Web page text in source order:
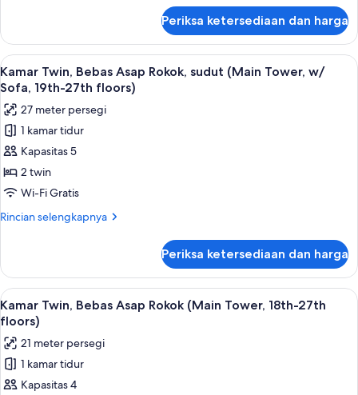
Kamar
Twin,
Boleh
Merokok
Tower,
32th
floor)
Periksa ketersediaan dan harga
Lihat
semua
foto
untuk
Kamar
Twin,
Bebas
Asap
Rokok,
Tower,
w/
Sofa,
19th-
27th
floors)
Kamar Twin, Bebas Asap Rokok,
8
Kamar Twin, Bebas Asap Rokok, sudut (Main Tower, w/
Sofa, 19th-27th floors)
27 meter persegi
1 kamar tidur
Kapasitas 5
2 twin
Wi-Fi Gratis
Rincian selengkapnya
Rincian
Kamar
Twin,
Bebas
Asap
sudut
(Main
Tower,
w/
Periksa ketersediaan dan harga
Lihat
semua
foto
untuk
Kamar
Twin,
Brankas, ruang kerja ramah laptop,
8
Kamar Twin, Bebas Asap Rokok (Main Tower, 18th-27th
floors)
21 meter persegi
1 kamar tidur
Kapasitas 4